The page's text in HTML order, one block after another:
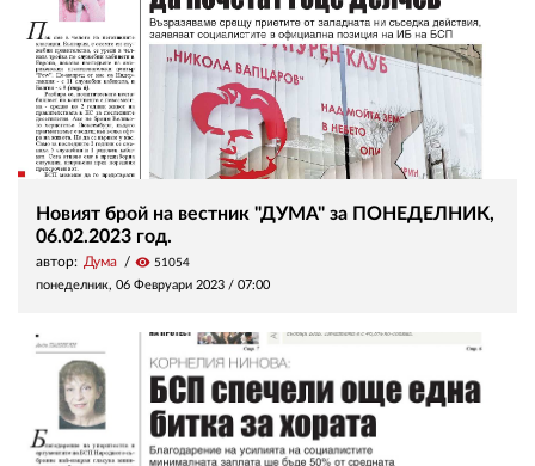
Новият брой на вестник "ДУМА" за ПОНЕДЕЛНИК,
06.02.2023 год.
автор: Дума visibility 51054
понеделник, 06 Февруари 2023 / 07:00